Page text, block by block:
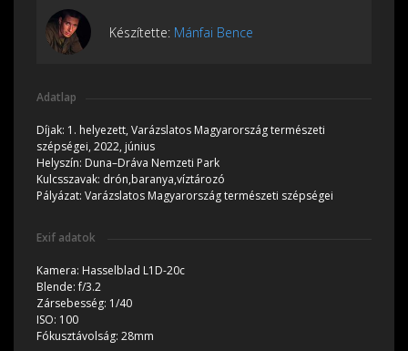
Készítette: Mánfai Bence
Adatlap
Díjak: 1. helyezett, Varázslatos Magyarország természeti
szépségei, 2022, június
Helyszín: Duna–Dráva Nemzeti Park
Kulcsszavak: drón,baranya,víztározó
Pályázat: Varázslatos Magyarország természeti szépségei
Exif adatok
Kamera: Hasselblad L1D-20c
Blende:f/3.2
Zársebesség: 1/40
ISO: 100
Fókusztávolság: 28mm